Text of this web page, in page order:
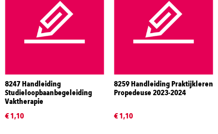
8247 Handleiding
Studieloopbaanbegeleiding
Vaktherapie
€ 1,10
8259 Handleiding Praktijkleren
Propedeuse 2023-2024
€ 1,10